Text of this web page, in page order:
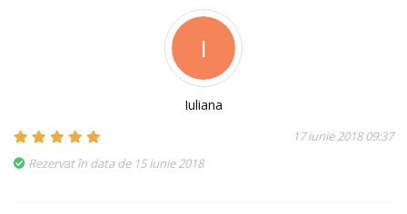
I
Iuliana
17 iunie 2018 09:37
Rezervat în data de 15 iunie 2018